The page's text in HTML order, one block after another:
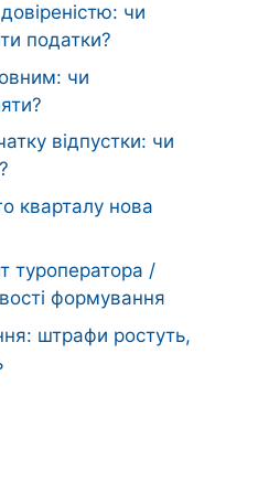
чи
податки?
чи
відпустки: чи
кварталу нова
туроператора /
формування
штрафи ростуть,